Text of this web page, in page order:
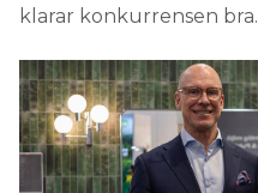
klarar konkurrensen bra.